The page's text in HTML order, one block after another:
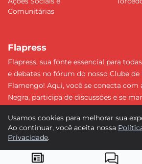
Comunitárias
Flapress
Flapress, sua fonte essencial para
e debates no fórum do nosso Clube de
Flamengo! Aqui, você se conecta com
Negra, participa de discussões e se
lance e esteja sempre à frente, junto
apaixonada do Brasil! #Flamengo
Usamos cookies para melhorar sua
Ao continuar, você aceita nossa
Privacidade.